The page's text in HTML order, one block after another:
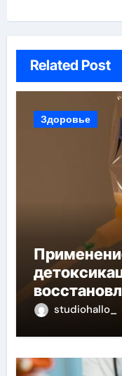
Related Post
Здоровье
studiohallo_